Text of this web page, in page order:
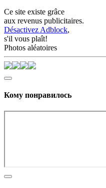
Ce site existe grâce
aux revenus publicitaires.
Désactivez Adblock,
s'il vous plaît!
Photos aléatoires
Кому понравилось